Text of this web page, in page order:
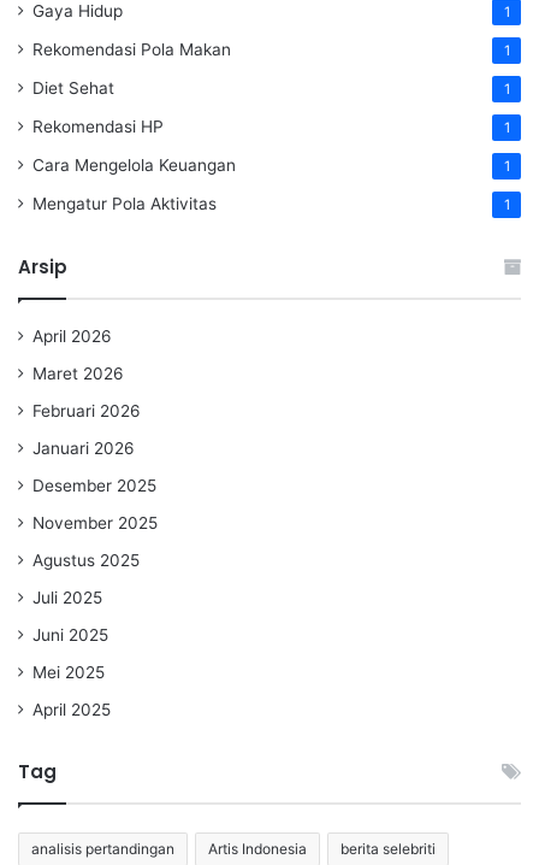
Gaya Hidup 1
Rekomendasi Pola Makan 1
Diet Sehat 1
Rekomendasi HP 1
Cara Mengelola Keuangan 1
Mengatur Pola Aktivitas 1
Arsip
April 2026
Maret 2026
Februari 2026
Januari 2026
Desember 2025
November 2025
Agustus 2025
Juli 2025
Juni 2025
Mei 2025
April 2025
Tag
analisis pertandingan Artis Indonesia berita selebriti